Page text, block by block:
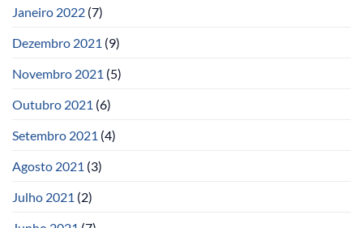
Janeiro 2022 (7)
Dezembro 2021 (9)
Novembro 2021 (5)
Outubro 2021 (6)
Setembro 2021 (4)
Agosto 2021 (3)
Julho 2021 (2)